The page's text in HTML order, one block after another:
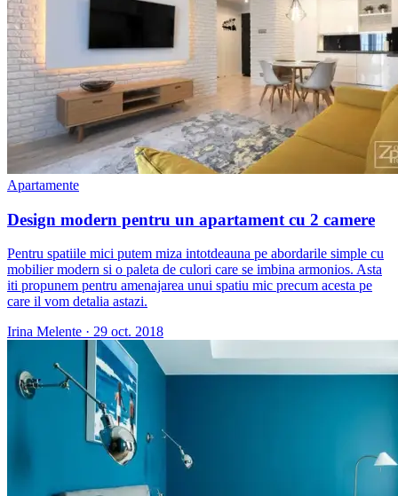
Apartamente
Design modern pentru un apartament cu 2 camere
Pentru spatiile mici putem miza intotdeauna pe abordarile simple cu
mobilier modern si o paleta de culori care se imbina armonios. Asta
iti propunem pentru amenajarea unui spatiu mic precum acesta pe
care il vom detalia astazi.
Irina Melente · 29 oct. 2018